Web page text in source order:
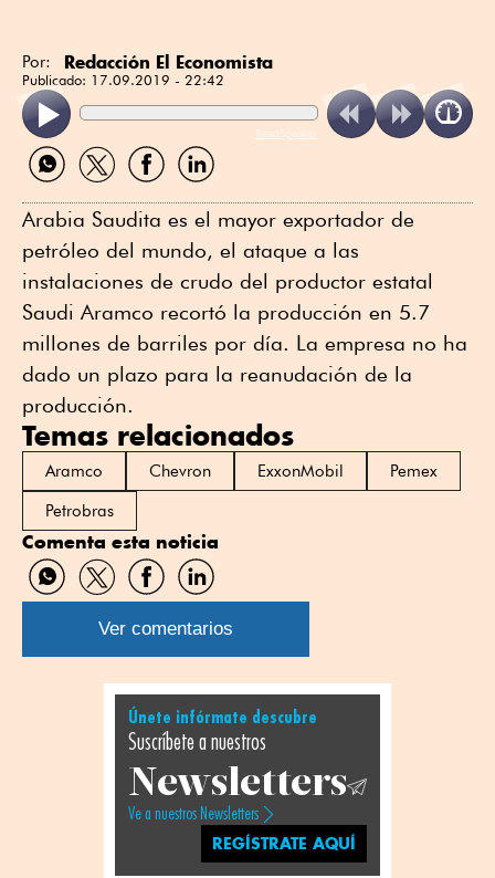
Por: Redacción El Economista
Publicado: 17.09.2019 - 22:42
ReadSpeaker
Compartir
por
Compartir
por
Compartir
por
Compartir
por
Arabia Saudita es el mayor exportador de
petróleo del mundo, el ataque a las
instalaciones de crudo del productor estatal
Saudi Aramco recortó la producción en 5.7
millones de barriles por día. La empresa no ha
dado un plazo para la reanudación de la
producción.
Temas relacionados
Aramco Chevron ExxonMobil
Pemex
Petrobras
Comenta esta noticia
Compartir
por
WhatsApp
Compartir
por
Twitter
Compartir
por
Facebook
Compartir
por
Linkedin
Ver comentarios
Únete infórmate descubre
Suscríbete a nuestros
Newsletters
Ve a nuestros Newsletters
REGÍSTRATE AQUÍ